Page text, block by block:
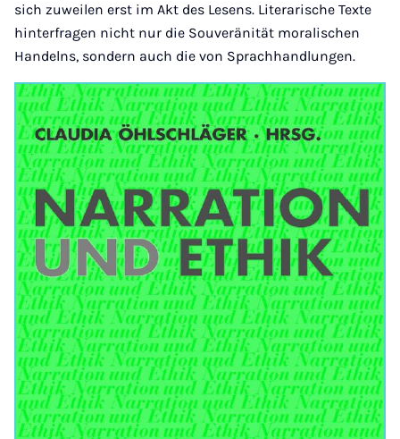
sich zuweilen erst im Akt des Lesens. Literarische Texte
hinterfragen nicht nur die Souveränität moralischen
Handelns, sondern auch die von Sprachhandlungen.